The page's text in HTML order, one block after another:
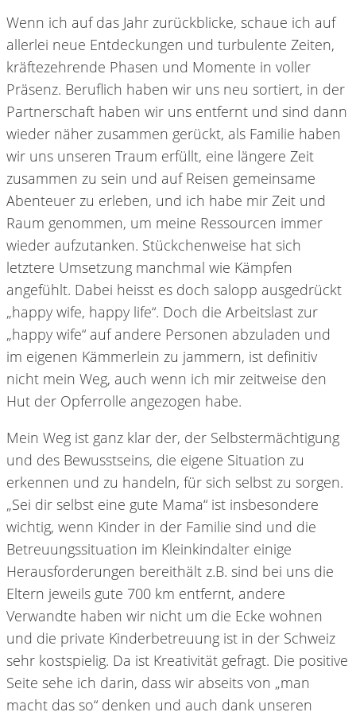
Wenn ich auf das Jahr zurückblicke, schaue ich auf
allerlei neue Entdeckungen und turbulente Zeiten,
kräftezehrende Phasen und Momente in voller
Präsenz. Beruflich haben wir uns neu sortiert, in der
Partnerschaft haben wir uns entfernt und sind dann
wieder näher zusammen gerückt, als Familie haben
wir uns unseren Traum erfüllt, eine längere Zeit
zusammen zu sein und auf Reisen gemeinsame
Abenteuer zu erleben, und ich habe mir Zeit und
Raum genommen, um meine Ressourcen immer
wieder aufzutanken. Stückchenweise hat sich
letztere Umsetzung manchmal wie Kämpfen
angefühlt. Dabei heisst es doch salopp ausgedrückt
„happy wife, happy life“. Doch die Arbeitslast zur
„happy wife“ auf andere Personen abzuladen und
im eigenen Kämmerlein zu jammern, ist definitiv
nicht mein Weg, auch wenn ich mir zeitweise den
Hut der Opferrolle angezogen habe.
Mein Weg ist ganz klar der, der Selbstermächtigung
und des Bewusstseins, die eigene Situation zu
erkennen und zu handeln, für sich selbst zu sorgen.
„Sei dir selbst eine gute Mama“ ist insbesondere
wichtig, wenn Kinder in der Familie sind und die
Betreuungssituation im Kleinkindalter einige
Herausforderungen bereithält z.B. sind bei uns die
Eltern jeweils gute 700 km entfernt, andere
Verwandte haben wir nicht um die Ecke wohnen
und die private Kinderbetreuung ist in der Schweiz
sehr kostspielig. Da ist Kreativität gefragt. Die positive
Seite sehe ich darin, dass wir abseits von „man
macht das so“ denken und auch dank unseren